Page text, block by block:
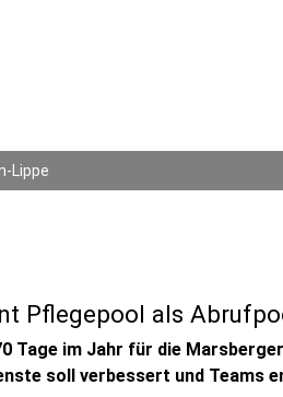
Lippe
Pflegepool als
Tage im Jahr für die
soll verbessert und Teams